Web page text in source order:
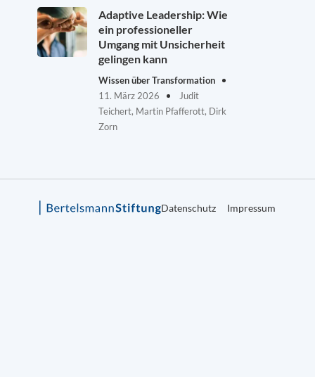
Adaptive Leadership: Wie
ein professioneller
Umgang mit Unsicherheit
gelingen kann
Wissen über Transformation
11. März 2026
Judit
Teichert, Martin Pfafferott, Dirk
Zorn
Datenschutz Impressum